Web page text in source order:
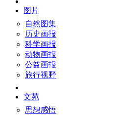
图片
自然图集
历史画报
科学画报
动物画报
公益画报
旅行视野
文苑
思想感悟